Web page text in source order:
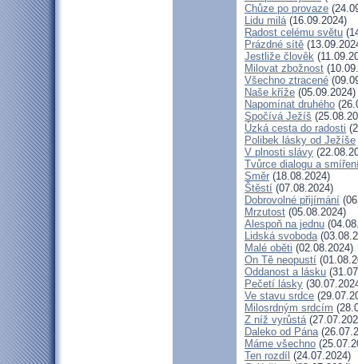
Chůze po provaze
Lidu milá(16.09.2024)
Radost celému světu
Prázdné sítě
Jestliže člověk
Milovat zbožnost
Všechno ztracené
Naše kříže (05.09.2024)
Napomínat druhého
Spočívá Ježíš
Úzká cesta do radosti
Polibek lásky od Ježíše
V plnosti slávy
Tvůrce dialogu a
Směr (18.08.2024)
Štěstí (07.08.2024)
Dobrovolné přijímání
Mrzutost (05.08.2024)
Alespoň na jednu
Lidská svoboda
Malé oběti (02.08.2024)
On Tě neopustí
Oddanost a lásku
Pečetí lásky
Ve stavu srdce
Milosrdným srdcím
Z níž vyrůstá
Daleko od Pána
Máme všechno
Ten rozdíl (24.07.2024)